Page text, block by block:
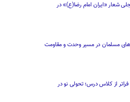
1405، تجلی شعار «ایران امام رضا(ع)» در
مسلمان در مسیر وحدت و مقاومت
از کلاس درس؛ تحولی نو در